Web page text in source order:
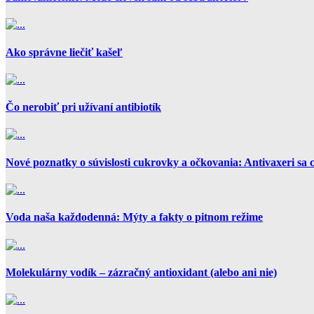
Ako správne liečiť kašeľ
Čo nerobiť pri užívaní antibiotík
Nové poznatky o súvislosti cukrovky a očkovania: Antivaxeri sa
Voda naša každodenná: Mýty a fakty o pitnom režime
Molekulárny vodík – zázračný antioxidant (alebo ani nie)